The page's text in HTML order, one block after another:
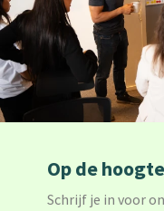
Op de
Schrijf je in voor